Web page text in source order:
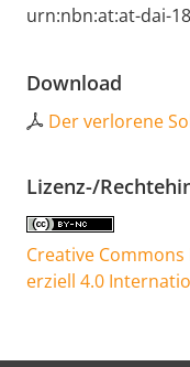
urn:nbn:at:at-dai-
Download
Der verlorene
Lizenz-/
Creative
erziell 4.0